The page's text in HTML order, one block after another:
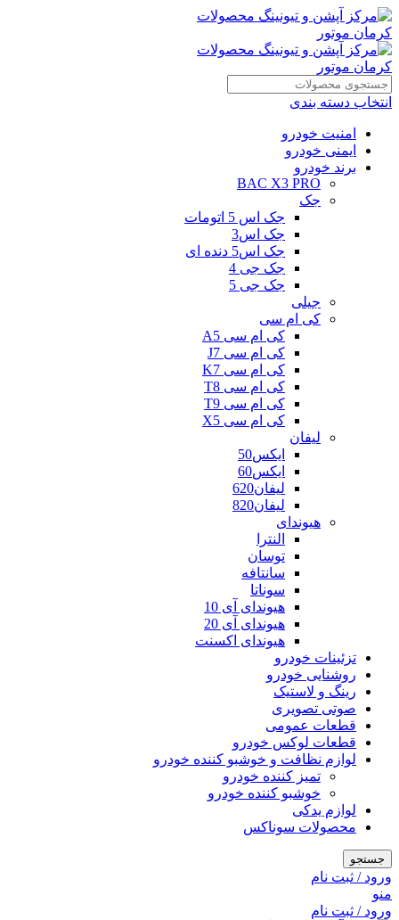
انتخاب دسته بندی
امنیت خودرو
ایمنی خودرو
برند خودرو
BAC X3 PRO
جک
جک اس 5 اتومات
جک اس3
جک اس5 دنده ای
جک جی 4
جک جی 5
جیلی
کی ام سی
کی ام سی A5
کی ام سی J7
کی ام سی K7
کی ام سی T8
کی ام سی T9
کی ام سی X5
لیفان
ایکس50
ایکس60
لیفان620
لیفان820
هیوندای
النترا
توسان
سانتافه
سوناتا
هیوندای آی 10
هیوندای آی 20
هیوندای اکسنت
تزئینات خودرو
روشنایی خودرو
رینگ و لاستیک
صوتی تصویری
قطعات عمومی
قطعات لوکس خودرو
لوازم نظافت و خوشبو کننده خودرو
تمیز کننده خودرو
خوشبو کننده خودرو
لوازم یدکی
محصولات سوناکس
جستجو
ورود / ثبت نام
منو
ورود / ثبت نام